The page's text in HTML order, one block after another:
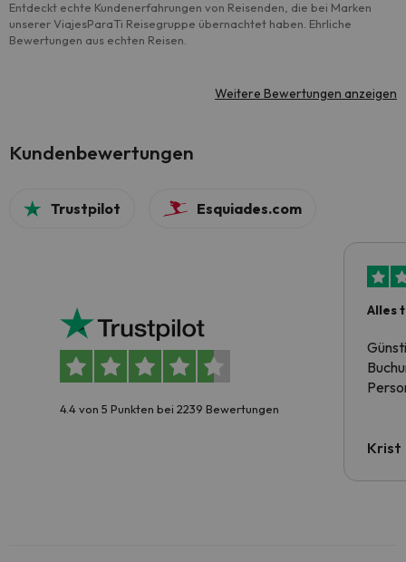
Entdeckt echte Kundenerfahrungen von Reisenden, die bei Marken
unserer ViajesParaTi Reisegruppe übernachtet haben. Ehrliche
Bewertungen aus echten Reisen.
Weitere Bewertungen anzeigen
Kundenbewertungen
Trustpilot Esquiades.com
4.4 von 5 Punkten bei 2239 Bewertungen
Alles
Krist